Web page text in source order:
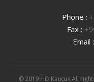
Phone :
Fax :
Email :
© 2019 HD Kauçuk All